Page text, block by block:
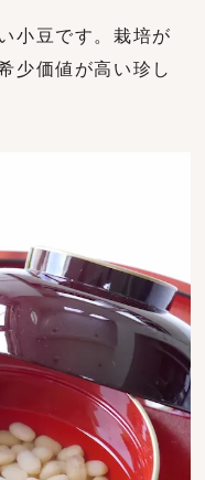
小豆です。栽培が
少価値が高い珍し